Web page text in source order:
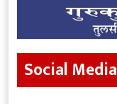
Social Media